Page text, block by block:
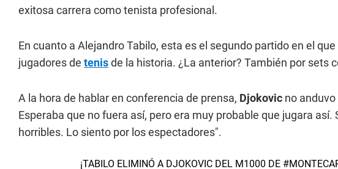
exitosa carrera como tenista profesional.
En cuanto a Alejandro Tabilo, esta es el segundo partido en el
jugadores de tenisde la historia. ¿La anterior? También por sets
A la hora de hablar en conferencia de prensa, Djokovic no
Esperaba que no fuera así, pero era muy probable que jugara
horribles. Lo siento por los espectadores".
¡TABILO ELIMINÓ A DJOKOVIC DEL M1000 DE